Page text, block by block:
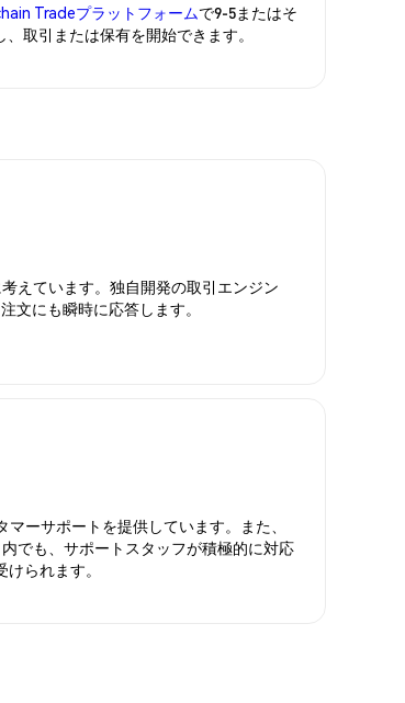
Tradeプラットフォームで9-5またはそ
取引または保有を開始できます。
えています。独自開発の取引エンジン
文にも瞬時に応答します。
ーサポートを提供しています。また、
でも、サポートスタッフが積極的に対応
られます。